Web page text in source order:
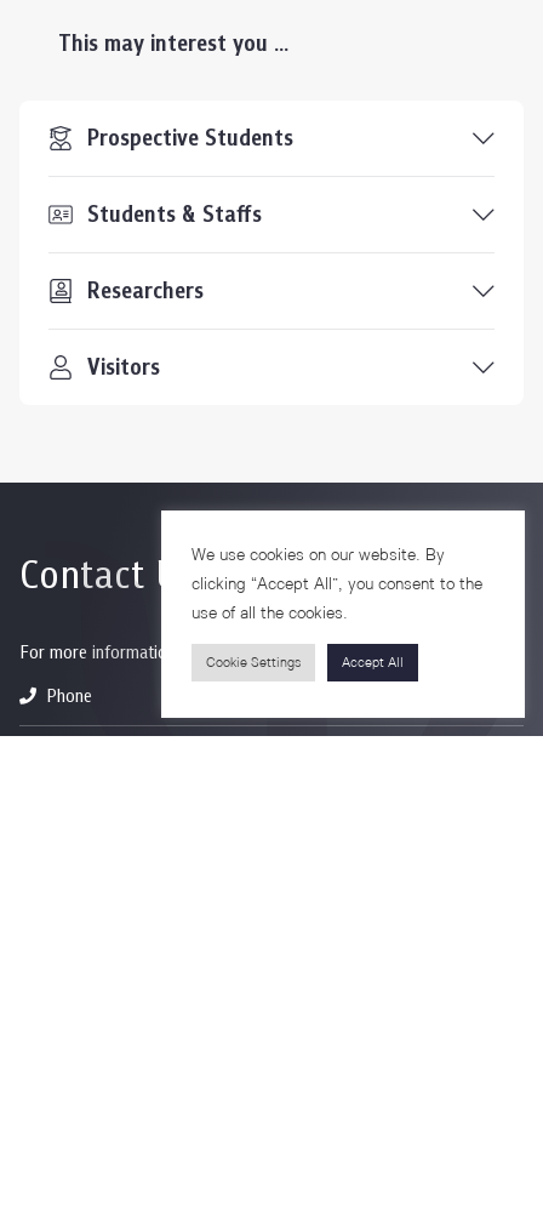
This may interest you ...
Prospective Students
Students & Staffs
Researchers
Visitors
Contact Us
For more information please contact
Phone
We use cookies on our website. By
clicking “Accept All”, you consent to the
use of all the cookies.
Cookie Settings Accept All